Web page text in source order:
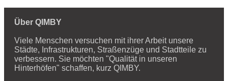
Über QIMBY
Viele Menschen versuchen mit ihrer Arbeit unsere
Städte, Infrastrukturen, Straßenzüge und Stadtteile zu
verbessern. Sie möchten "Qualität in unseren
Hinterhöfen" schaffen, kurz QIMBY.